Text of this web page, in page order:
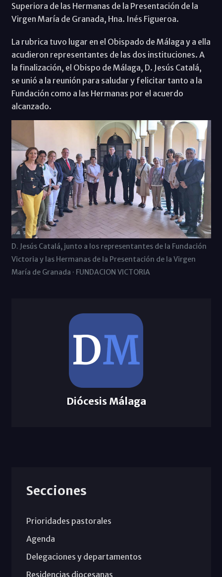
Superiora de las Hermanas de la Presentación de la
Virgen María de Granada, Hna. Inés Figueroa.
La rubrica tuvo lugar en el Obispado de Málaga y a ella
acudieron representantes de las dos instituciones. A
la finalización, el Obispo de Málaga, D. Jesús Catalá,
se unió a la reunión para saludar y felicitar tanto a la
Fundación como a las Hermanas por el acuerdo
alcanzado.
D. Jesús Catalá, junto a los representantes de la Fundación
Victoria y las Hermanas de la Presentación de la Virgen
María de Granada · FUNDACION VICTORIA
Diócesis Málaga
Secciones
Prioridades pastorales
Agenda
Delegaciones y departamentos
Residencias diocesanas